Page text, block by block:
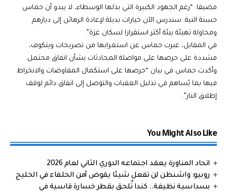
مضيفا: “رغم الجهود الكبيرة التي بذلها الوسطاء، لا يبدو أن حماس
حسنة النية. سندرس الآن خيارات بديلة لإعادة الرهائن إلى ديارهم
ومحاولة تهيئة بيئة أكثر استقرارا لسكان غزة”.
في المقابل، عبرت حماس عن استغرابها من تصريحات ويتكوف،
مشددة على حرصها على مواصلة المحادثات بشأن اتفاق محتمل.
وأكدت حماس في بيان “حرصها على استكمال المفاوضات والانخراط
فيها بما يُساهم في تذليل العقبات والتوصل إلى اتفاق دائم لوقف
إطلاق النار”.
You Might Also Like
اتحاد المناورة يعقد اجتماعه الدوري الثاني لعام 2026
روبيو: واشنطن لن تفعل شيئا يقوض أمن الحلفاء في الخليج
بسداسية نظيفة.. كندا تُلحق بقطر خسارة قاسية في